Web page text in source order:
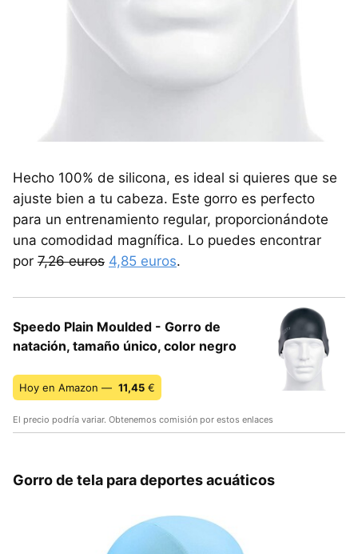
Hecho 100% de silicona, es ideal si quieres que se
ajuste bien a tu cabeza. Este gorro es perfecto
para un entrenamiento regular, proporcionándote
una comodidad magnífica. Lo puedes encontrar
por 7,26 euros 4,85 euros.
Speedo Plain Moulded - Gorro de
natación, tamaño único, color negro
Hoy en Amazon — 11,45 €
El precio podría variar. Obtenemos comisión por estos enlaces
Gorro de tela para deportes acuáticos